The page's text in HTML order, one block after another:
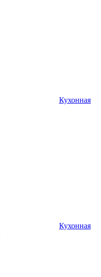
Кухонная
Кухонная